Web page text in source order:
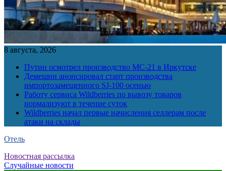
8 августа, 2026
Путин осмотрел производство МС-21 в Иркутске
Демешин анонсировал старт производства
импортозамещенного SJ-100 осенью
Работу сервиса Wildberries по вывозу товаров
нормализуют в течение суток
Wildberries начал первые начисления селлерам после
атаки на склады
Отель
Новостная рассылка
Случайные новости